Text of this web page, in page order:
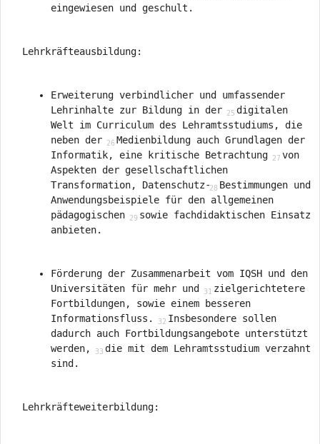
eingewiesen und geschult.
Lehrkräfteausbildung:
Erweiterung verbindlicher und umfassender
Lehrinhalte zur Bildung in der
digitalen
Welt im Curriculum des Lehramtsstudiums, die
neben der
Medienbildung auch Grundlagen der
Informatik, eine kritische Betrachtung
von
Aspekten der gesellschaftlichen
Transformation, Datenschutz-
Bestimmungen und
Anwendungsbeispiele für den allgemeinen
pädagogischen
sowie fachdidaktischen Einsatz
anbieten.
Förderung der Zusammenarbeit vom IQSH und den
Universitäten für mehr und
zielgerichtetere
Fortbildungen, sowie einem besseren
Informationsfluss.
Insbesondere sollen
dadurch auch Fortbildungsangebote unterstützt
werden,
die mit dem Lehramtsstudium verzahnt
sind.
Lehrkräfteweiterbildung: